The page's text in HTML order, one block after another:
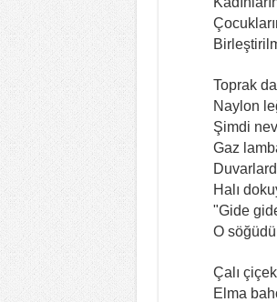
Toprak
Naylon
Şimdi
Gaz
Halı
"Gide
O
Çalı
Elma